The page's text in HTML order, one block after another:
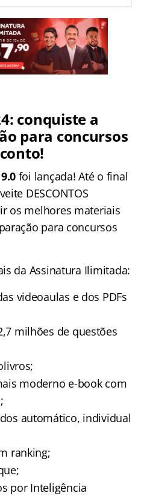
conquiste a
para concursos
foi lançada! Até o final
DESCONTOS
os melhores materiais
para concursos
da Assinatura Ilimitada:
videoaulas e dos PDFs
milhões de questões
moderno e-book com
automático, individual
ranking;
por Inteligência